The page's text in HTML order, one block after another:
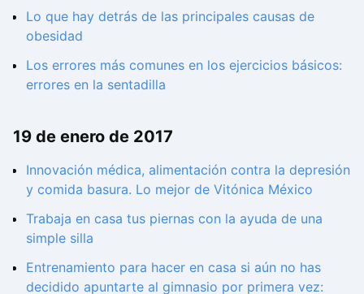
Lo que hay detrás de las principales causas de
obesidad
Los errores más comunes en los ejercicios básicos:
errores en la sentadilla
19 de enero de 2017
Innovación médica, alimentación contra la depresión
y comida basura. Lo mejor de Vitónica México
Trabaja en casa tus piernas con la ayuda de una
simple silla
Entrenamiento para hacer en casa si aún no has
decidido apuntarte al gimnasio por primera vez: